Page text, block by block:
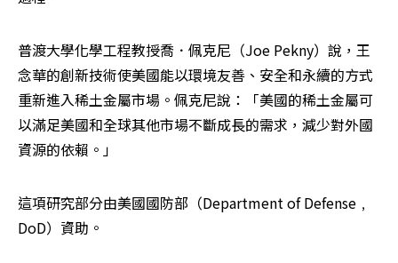
普渡大學化學工程教授喬．佩克尼（Joe Pekny）說，王
念華的創新技術使美國能以環境友善、安全和永續的方式
重新進入稀土金屬市場。佩克尼說：「美國的稀土金屬可
以滿足美國和全球其他市場不斷成長的需求，減少對外國
資源的依賴。」
這項研究部分由美國國防部（Department of Defense﹐
DoD）資助。